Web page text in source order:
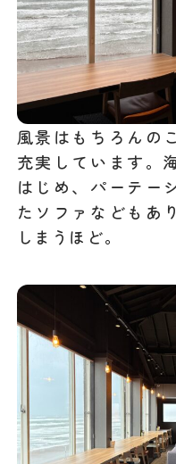
風景はもちろんの
充実しています。
はじめ、パーテー
たソファなどもあ
しまうほど。